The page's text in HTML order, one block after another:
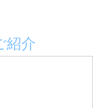
紹介